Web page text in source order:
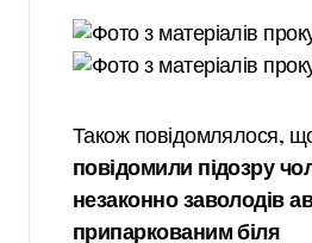
Також повідомлялося,
повідомили підозру
незаконно заволодів
припаркованим біля